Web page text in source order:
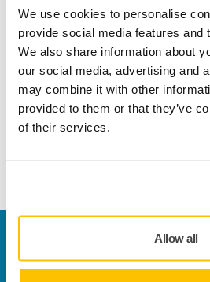
We use cookies to personalise
provide social media features and
We also share information about
our social media, advertising and
may combine it with other
provided to them or that they’ve
of their services.
Allow all
an ultrafine surface finish for both
surfaces. Abralon J3 has a higher
is only 3 mm thick. Recommended
applications, leaving a very
Abralon J3 is suitable for all kinds of
and profiled surfaces. The flexible
air to pass freely, and makes it
Vuoi saperne di più?